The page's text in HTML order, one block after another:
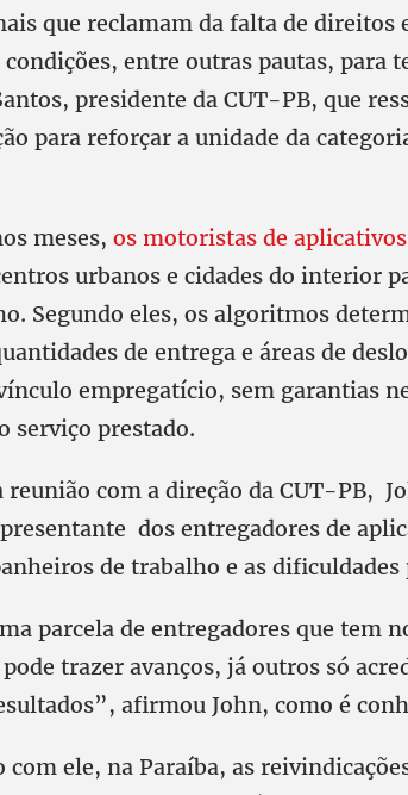
que reclamam da falta de direitos
entre outras pautas, para
presidente da CUT-PB, que
para reforçar a unidade da
meses, os motoristas de
urbanos e cidades do interior
Segundo eles, os algoritmos
de entrega e áreas de
empregatício, sem garantias
serviço prestado.
reunião com a direção da CUT-PB,
dos entregadores de
de trabalho e as dificuldades
parcela de entregadores que tem
trazer avanços, já outros só
afirmou John, como é
com ele, na Paraíba, as